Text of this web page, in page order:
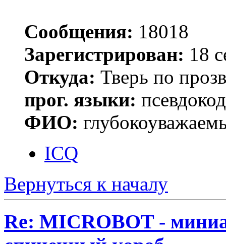
Сообщения: 18018
Зарегистрирован: 18
Откуда: Тверь по
прог. языки:
ФИО:
ICQ
Вернуться к началу
Re: MICROBOT -